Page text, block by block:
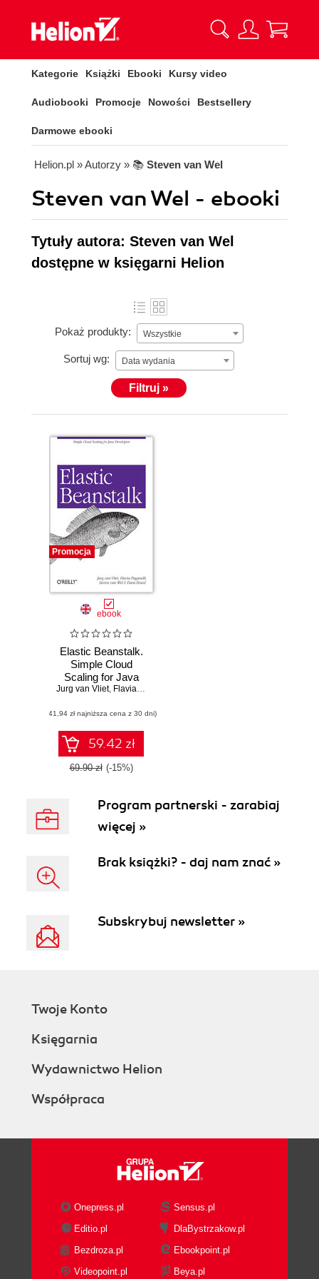
Kategorie Książki Ebooki Kursy video
Audiobooki Promocje Nowości Bestsellery
Darmowe ebooki
Helion.pl » Autorzy » 📚 Steven van Wel
Steven van Wel - ebooki
Tytuły autora: Steven van Wel
dostępne w księgarni Helion
Pokaż produkty: Wszystkie
Sortuj wg: Data wydania
Filtruj »
Promocja
ebook
Elastic Beanstalk.
Simple Cloud
Scaling for Java
Developers
Jurg van Vliet, Flavia Paganelli
(41,94 zł najniższa cena z 30 dni)
59.42 zł
69.90 zł (-15%)
Program partnerski - zarabiaj
więcej »
Brak książki? - daj nam znać »
Subskrybuj newsletter »
Twoje Konto
Księgarnia
Wydawnictwo Helion
Współpraca
Onepress.pl
Sensus.pl
Editio.pl
DlaBystrzakow.pl
Bezdroza.pl
Ebookpoint.pl
Videopoint.pl
Beya.pl